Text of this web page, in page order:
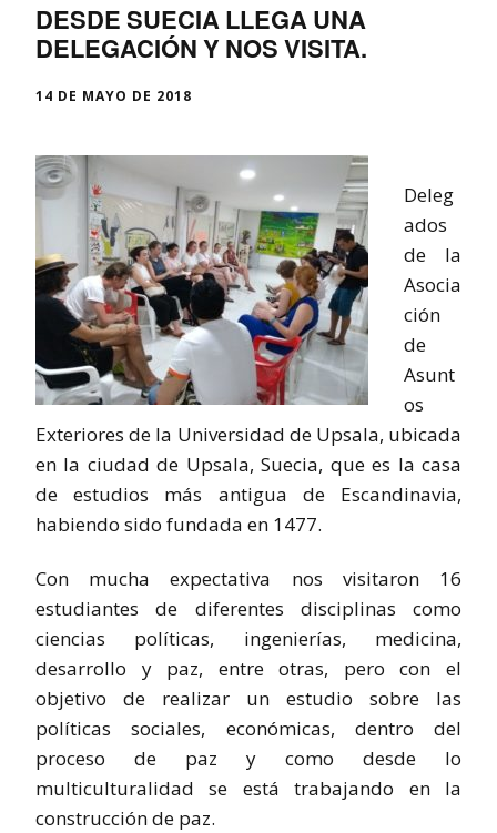
DESDE SUECIA LLEGA UNA
DELEGACIÓN Y NOS VISITA.
14 DE MAYO DE 2018
Deleg
ados
de la
Asocia
ción
de
Asunt
os
Exteriores de la Universidad de Upsala, ubicada
en la ciudad de Upsala, Suecia, que es la casa
de estudios más antigua de Escandinavia,
habiendo sido fundada en 1477.
Con mucha expectativa nos visitaron 16
estudiantes de diferentes disciplinas como
ciencias políticas, ingenierías, medicina,
desarrollo y paz, entre otras, pero con el
objetivo de realizar un estudio sobre las
políticas sociales, económicas, dentro del
proceso de paz y como desde lo
multiculturalidad se está trabajando en la
construcción de paz.